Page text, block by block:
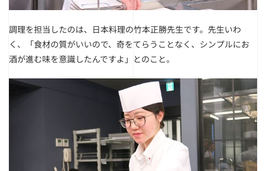
調理を担当したのは、日本料理の竹本正勝先生です。 先生いわ
く、「食材の質がいいので、奇をてらうことなく、シンプルにお
酒が進む味を意識したんですよ」とのこと。